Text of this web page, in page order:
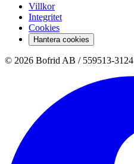
Villkor
Integritet
Cookies
Hantera cookies
© 2026 Bofrid AB / 559513-3124